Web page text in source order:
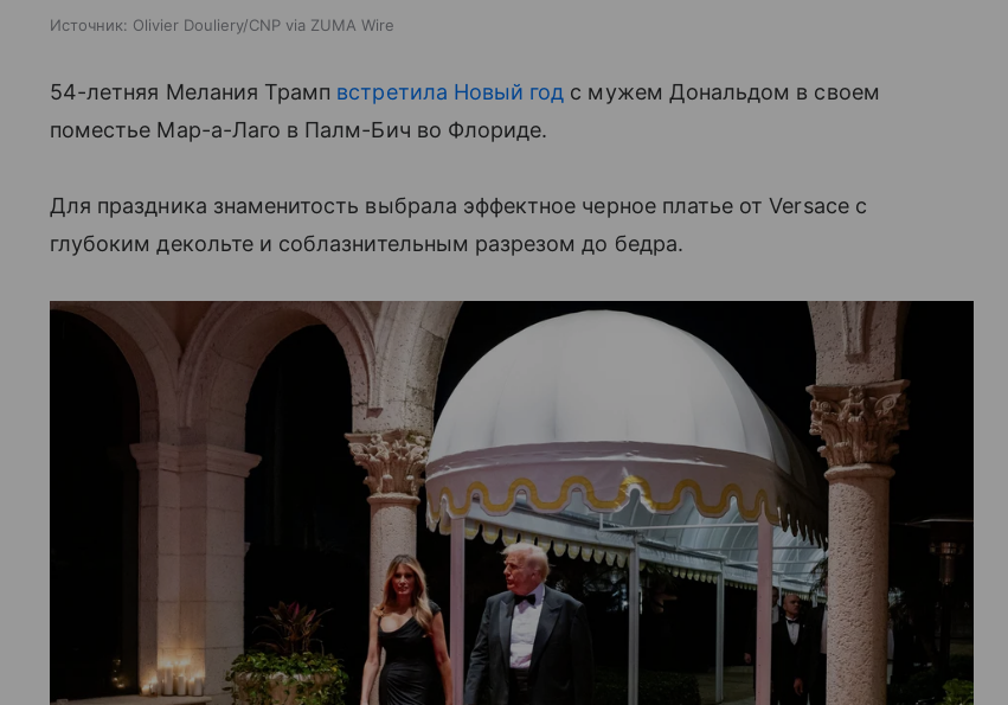
Источник: Olivier Douliery/CNP via ZUMA Wire
54-летняя Мелания Трамп встретила Новый год с мужем Дональдом в своем
поместье Мар-а-Лаго в Палм-Бич во Флориде.
Для праздника знаменитость выбрала эффектное черное платье от Versace с
глубоким декольте и соблазнительным разрезом до бедра.